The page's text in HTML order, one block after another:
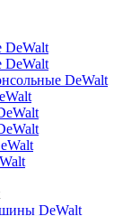
DeWalt
DeWalt